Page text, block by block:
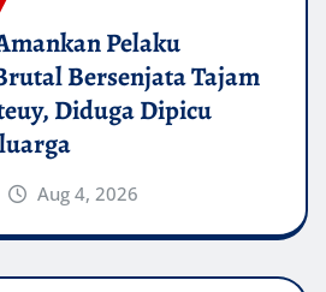
Pelaku
Bersenjata Tajam
Diduga Dipicu
Aug 4, 2026